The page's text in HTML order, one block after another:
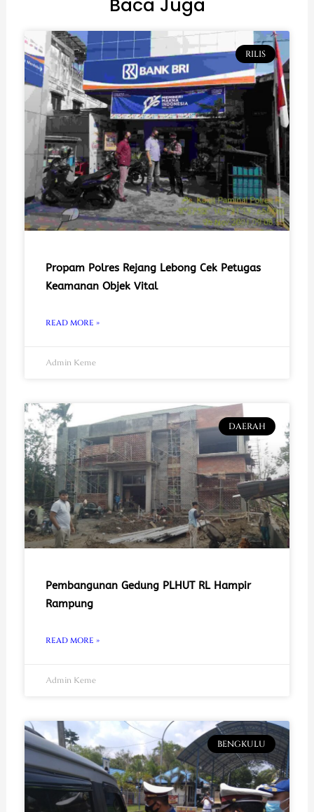
Baca Juga
RILIS
Propam Polres Rejang Lebong Cek Petugas
Keamanan Objek Vital
READ MORE »
Admin Keme
DAERAH
Pembangunan Gedung PLHUT RL Hampir
Rampung
READ MORE »
Admin Keme
BENGKULU